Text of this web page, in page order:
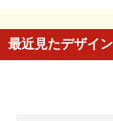
最近見たデザイン